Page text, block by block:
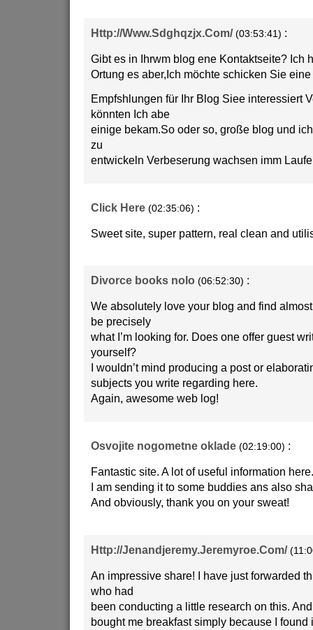
Http://Www.Sdghqzjx.Com/ (03:53:41) :
Gibt es in Ihrwm blog ene Kontaktseite? Ich
Ortung es aber,Ich möchte schicken Sie
Empfshlungen für Ihr Blog Siee interessiert
könnten Ich abe
einige bekam.So oder so, große blog und
zu
entwickeln Verbeserung wachsen imm
Click Here (02:35:06) :
Sweet site, super pattern, real clean and
Divorce books nolo (06:52:30) :
We absolutely love your blog and find
be precisely
what I’m looking for. Does one offer guest
yourself?
I wouldn’t mind producing a post or
subjects you write regarding here.
Again, awesome web log!
Osvojite nogometne oklade (02:19:00) :
Fantastic site. A lot of useful information here.
I am sending it to some buddies ans also
And obviously, thank you on your sweat!
Http://Jenandjeremy.Jeremyroe.Com/
An impressive share! I have just forwarded
who had
been conducting a little research on this.
bought me breakfast simply because I